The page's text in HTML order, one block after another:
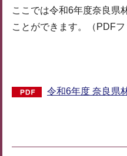
ここでは令和6年度奈良県
ことができます。（PDFフ
令和6年度 奈良県